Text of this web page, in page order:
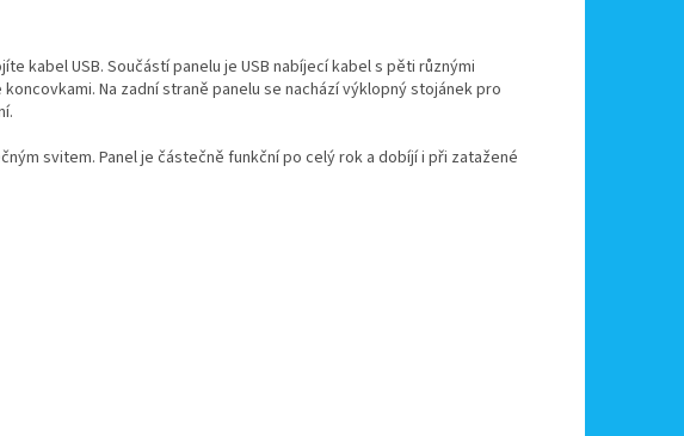
kabel USB. Součástí panelu je USB nabíjecí kabel s pěti různými
Na zadní straně panelu se nachází výklopný stojánek pro
svitem. Panel je částečně funkční po celý rok a dobíjí i při zatažené